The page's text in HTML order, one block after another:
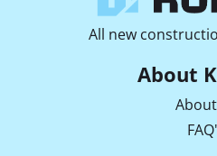
All new
About